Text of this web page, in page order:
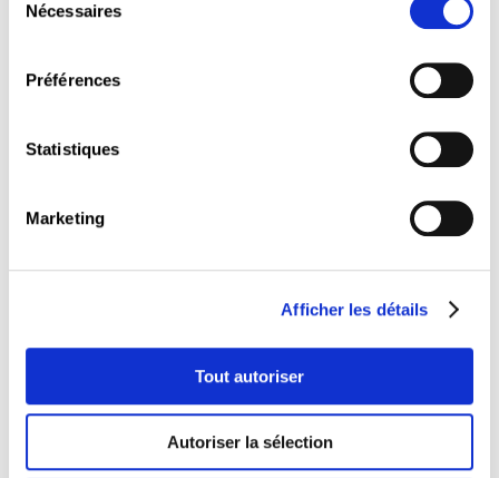
Nécessaires
Préférences
Statistiques
Marketing
Afficher les détails
Tout autoriser
Autoriser la sélection
Blended learning (Luxembourg)
This course is linked to profiles
Le professionnel en E-commerce